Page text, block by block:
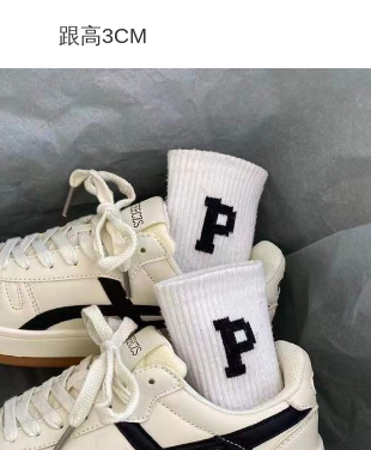
いたしかねます。
信請求書に統合されず、「OP Pay Later」は毎月の
インダーのSMSを送信します。
て請求書を開いた後、「コンビニバーコード／台湾
／街口支払い／iPASS MONEY」などのチャネルで
。
大哥大株式会社」（以下「当社」といいます）によ
が取引時に本サービスを通じて商品やサービスを
店舗が売買／分割払い売買の債権を当社に譲渡した
社の請求書で帳款を支払うことになります。
利用する契約関係の目的から、店舗はあなたの個人
住所を含む）を台湾大哥大に提供し、収集、処理
当社があなた本人と分割請求書に必要な情報の確
行います。
ビス規約については、以下のリンクを参照してくだ
支払いは不要です。商品を確かめてから、SMSまた
14 日以内ですので、ご注意ください。AFTEE アプ
AFTEE 会員になるとお支払い期限を最長 45 日以内
プが請求した期日と、AFTEEで延長できる日数をも
で注文すると、商品を受け取るまで支払い期限
品を期限内に受け取れない場合があります（例：予
比較的遅い商品）。そのため、商品到着の有無に関
された期限内にお支払いください。
用の際に、認証結果及び当社の審査の結果に基づ
ます。
です。
ご利用いただけます。
以上で送料無料
以上で送料無料
以上で送料無料
跟高3CM